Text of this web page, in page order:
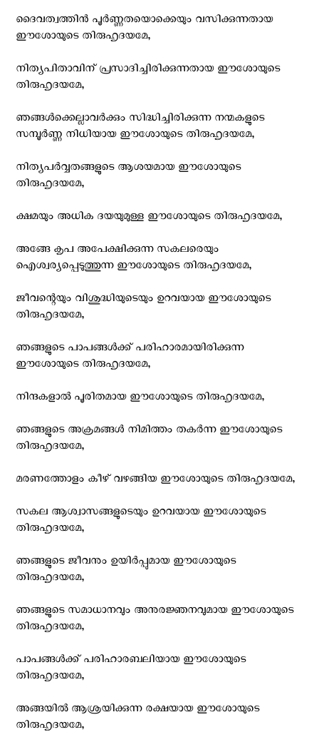
ദൈവത്വത്തിന്‍ പൂര്‍ണ്ണതയൊക്കെയും വസിക്കുന്നതായ
ഈശോയുടെ തിരുഹൃദയമേ,
നിത്യപിതാവിന് പ്രസാദിച്ചിരിക്കുന്നതായ ഈശോയുടെ
തിരുഹൃദയമേ,
ഞങ്ങള്‍ക്കെല്ലാവര്‍ക്കും സിദ്ധിച്ചിരിക്കുന്ന നന്മകളുടെ
സമ്പൂര്‍ണ്ണ നിധിയായ ഈശോയുടെ തിരുഹൃദയമേ,
നിത്യപര്‍വ്വതങ്ങളുടെ ആശയമായ ഈശോയുടെ
തിരുഹൃദയമേ,
ക്ഷമയും അധിക ദയയുമുള്ള ഈശോയുടെ തിരുഹൃദയമേ,
അങ്ങേ കൃപ അപേക്ഷിക്കുന്ന സകലരെയും
ഐശ്വര്യപ്പെടുത്തുന്ന ഈശോയുടെ തിരുഹൃദയമേ,
ജീവന്റെയും വിശുദ്ധിയുടെയും ഉറവയായ ഈശോയുടെ
തിരുഹൃദയമേ,
ഞങ്ങളുടെ പാപങ്ങള്‍ക്ക് പരിഹാരമായിരിക്കുന്ന
ഈശോയുടെ തിരുഹൃദയമേ,
നിന്ദകളാല്‍ പൂരിതമായ ഈശോയുടെ തിരുഹൃദയമേ,
ഞങ്ങളുടെ അക്രമങ്ങള്‍ നിമിത്തം തകര്‍ന്ന ഈശോയുടെ
തിരുഹൃദയമേ,
മരണത്തോളം കീഴ് വഴങ്ങിയ ഈശോയുടെ തിരുഹൃദയമേ,
സകല ആശ്വാസങ്ങളുടെയും ഉറവയായ ഈശോയുടെ
തിരുഹൃദയമേ,
ഞങ്ങളുടെ ജീവനും ഉയിര്‍പ്പുമായ ഈശോയുടെ
തിരുഹൃദയമേ,
ഞങ്ങളുടെ സമാധാനവും അനുരജ്ഞനവുമായ ഈശോയുടെ
തിരുഹൃദയമേ,
പാപങ്ങള്‍ക്ക് പരിഹാരബലിയായ ഈശോയുടെ
തിരുഹൃദയമേ,
അങ്ങയില്‍ ആശ്രയിക്കുന്ന രക്ഷയായ ഈശോയുടെ
തിരുഹൃദയമേ,